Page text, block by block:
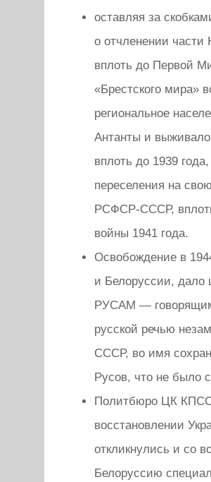
оставляя за
о отчленении
вплоть до Первой
«Брестского мира»
региональное
Антанты и
вплоть до 1939
переселения на
РСФСР-СССР,
войны 1941 года.
Освобождение в
и Белоруссии,
РУСАМ —
русской речью
СССР, во имя
Русов, что не было
Политбюро ЦК
восстановлении
откликнулись и со
Белоруссию